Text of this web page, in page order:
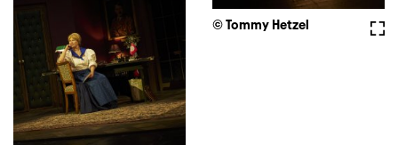
© Tommy Hetzel